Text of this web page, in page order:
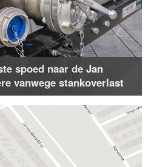
spoed naar de Jan
vanwege stankoverlast